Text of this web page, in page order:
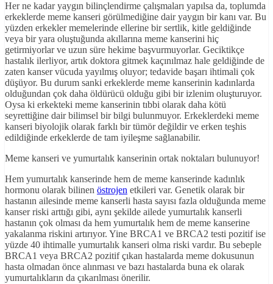
Her ne kadar yaygın bilinçlendirme çalışmaları yapılsa da, toplumda
erkeklerde meme kanseri görülmediğine dair yaygın bir kanı var. Bu
yüzden erkekler memelerinde ellerine bir sertlik, kitle geldiğinde
veya bir yara oluştuğunda akıllarına meme kanserini hiç
getirmiyorlar ve uzun süre hekime başvurmuyorlar. Geciktikçe
hastalık ilerliyor, artık doktora gitmek kaçınılmaz hale geldiğinde de
zaten kanser vücuda yayılmış oluyor; tedavide başarı ihtimali çok
düşüyor. Bu durum sanki erkeklerde meme kanserinin kadınlarda
olduğundan çok daha öldürücü olduğu gibi bir izlenim oluşturuyor.
Oysa ki erkekteki meme kanserinin tıbbi olarak daha kötü
seyrettiğine dair bilimsel bir bilgi bulunmuyor. Erkeklerdeki meme
kanseri biyolojik olarak farklı bir tümör değildir ve erken teşhis
edildiğinde erkeklerde de tam iyileşme sağlanabilir.
Meme kanseri ve yumurtalık kanserinin ortak noktaları bulunuyor!
Hem yumurtalık kanserinde hem de meme kanserinde kadınlık
hormonu olarak bilinen östrojen etkileri var. Genetik olarak bir
hastanın ailesinde meme kanserli hasta sayısı fazla olduğunda meme
kanser riski arttığı gibi, aynı şekilde ailede yumurtalık kanserli
hastanın çok olması da hem yumurtalık hem de meme kanserine
yakalanma riskini artırıyor. Yine BRCA1 ve BRCA2 testi pozitif ise
yüzde 40 ihtimalle yumurtalık kanseri olma riski vardır. Bu sebeple
BRCA1 veya BRCA2 pozitif çıkan hastalarda meme dokusunun
hasta olmadan önce alınması ve bazı hastalarda buna ek olarak
yumurtalıkların da çıkarılması önerilir.